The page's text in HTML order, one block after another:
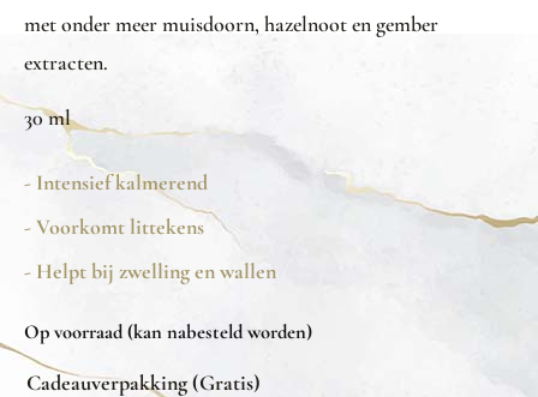
met onder meer muisdoorn, hazelnoot en gember
extracten.
30 ml
- Intensief kalmerend
- Voorkomt littekens
- Helpt bij zwelling en wallen
Op voorraad (kan nabesteld worden)
Cadeauverpakking (Gratis)